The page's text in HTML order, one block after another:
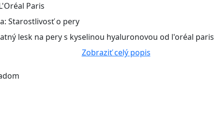
Paris
Starostlivosť o pery
lesk na pery s kyselinou hyaluronovou od l'oréal paris
Zobraziť celý popis